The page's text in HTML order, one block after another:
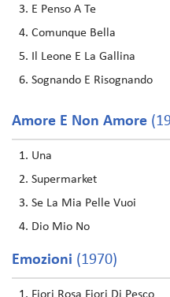
E Penso A Te
Comunque Bella
Il Leone E La Gallina
Sognando E Risognando
Amore E Non Amore
Una
Supermarket
Se La Mia Pelle Vuoi
Dio Mio No
Emozioni (1970)